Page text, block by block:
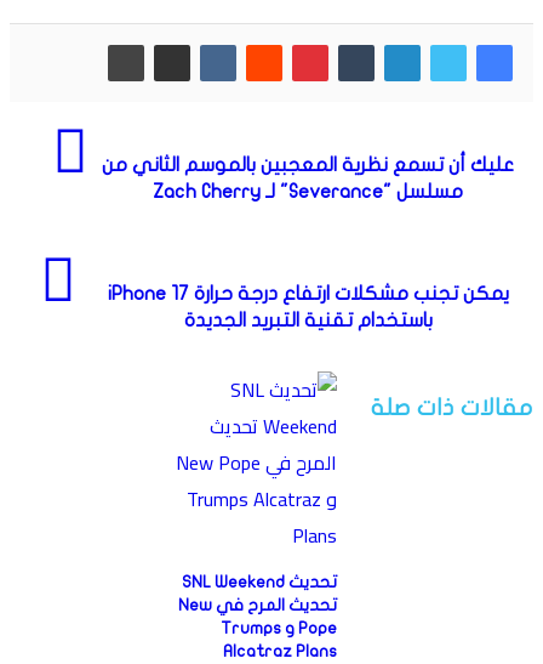
عليك أن تسمع نظرية المعجبين بالموسم الثاني من
مسلسل "Severance" لـ Zach Cherry
يمكن تجنب مشكلات ارتفاع درجة حرارة iPhone 17
باستخدام تقنية التبريد الجديدة
مقالات ذات صلة
تحديث SNL Weekend
تحديث المرح في New
Pope و Trumps
Alcatraz Plans